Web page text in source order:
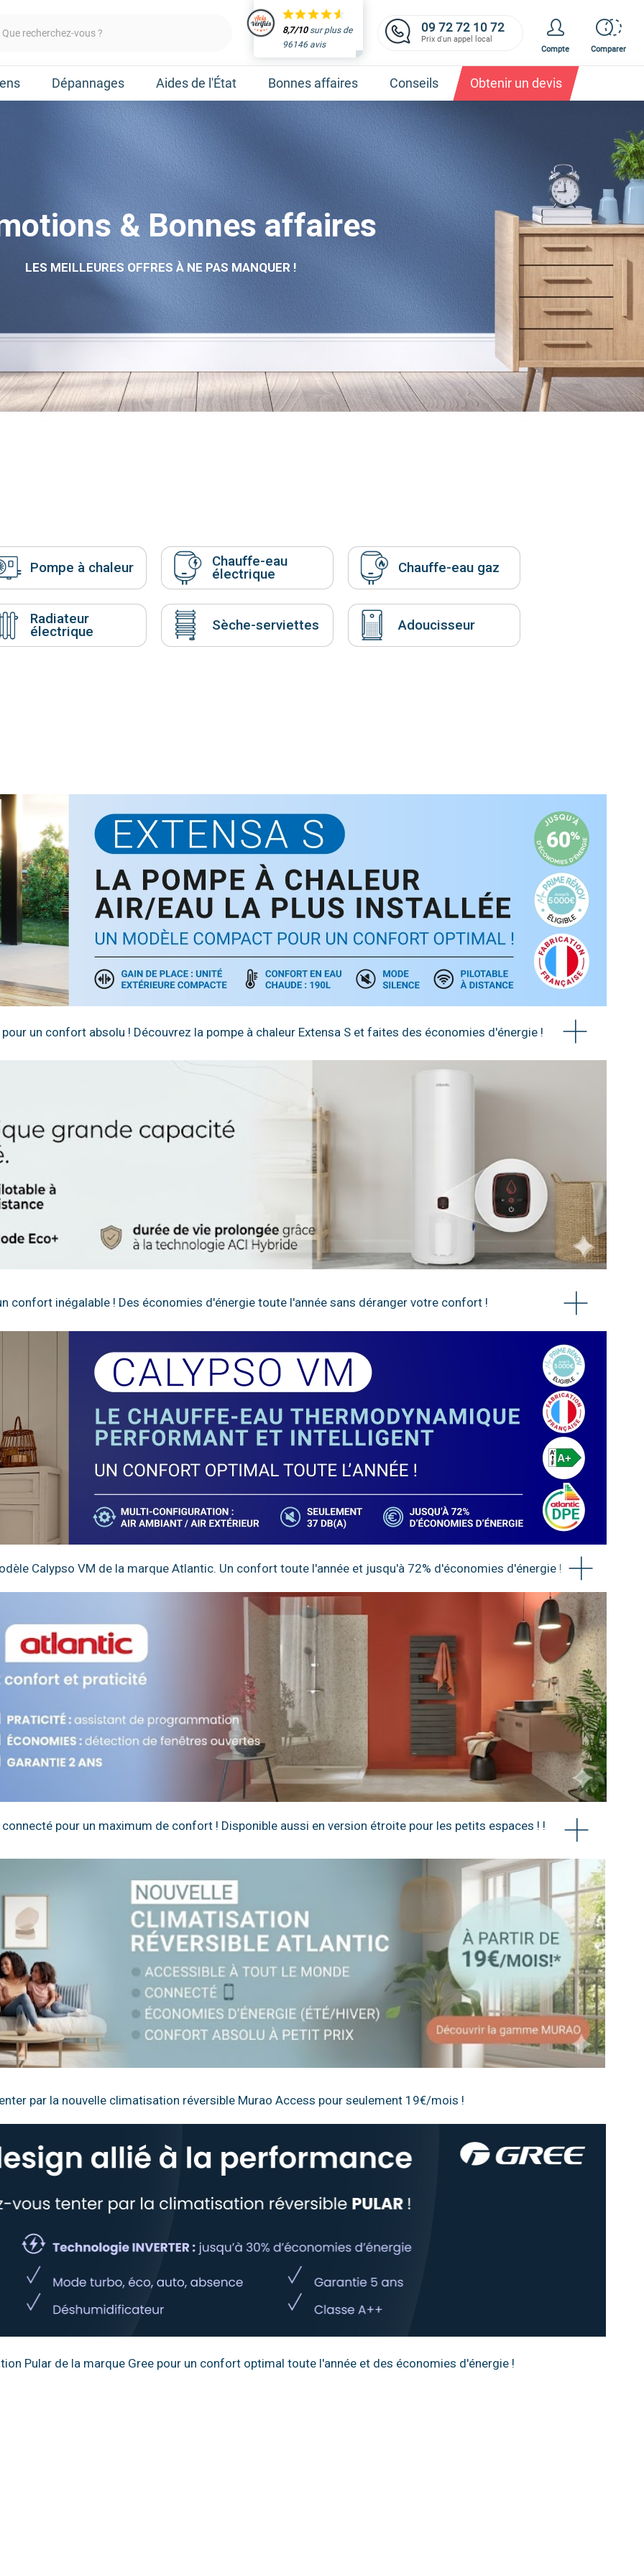
Que recherchez-vous ? 8,7/10sur plus de
96146 avis
09 72 72 10 72
Prix d'un appel local
Compte
Comparer
Prenez un rendez-vous et obtenez un devis,
Nos marques
Hitachi
Viessmann
Dépannages Aides de l'État Bonnes affaires Conseils Obtenir un devis
Chauffe-eau
électrique
un confort absolu ! Découvrez la pompe à chaleur Extensa S et faites des économies d'énergie !
confort inégalable ! Des économies d'énergie toute l'année sans déranger votre confort !
Calypso VM de la marque Atlantic. Un confort toute l'année et jusqu'à 72% d'économies d'énergie !
pour un maximum de confort ! Disponible aussi en version étroite pour les petits espaces ! !
par la nouvelle climatisation réversible Murao Access pour seulement 19€/mois !
Pular de la marque Gree pour un confort optimal toute l'année et des économies d'énergie !